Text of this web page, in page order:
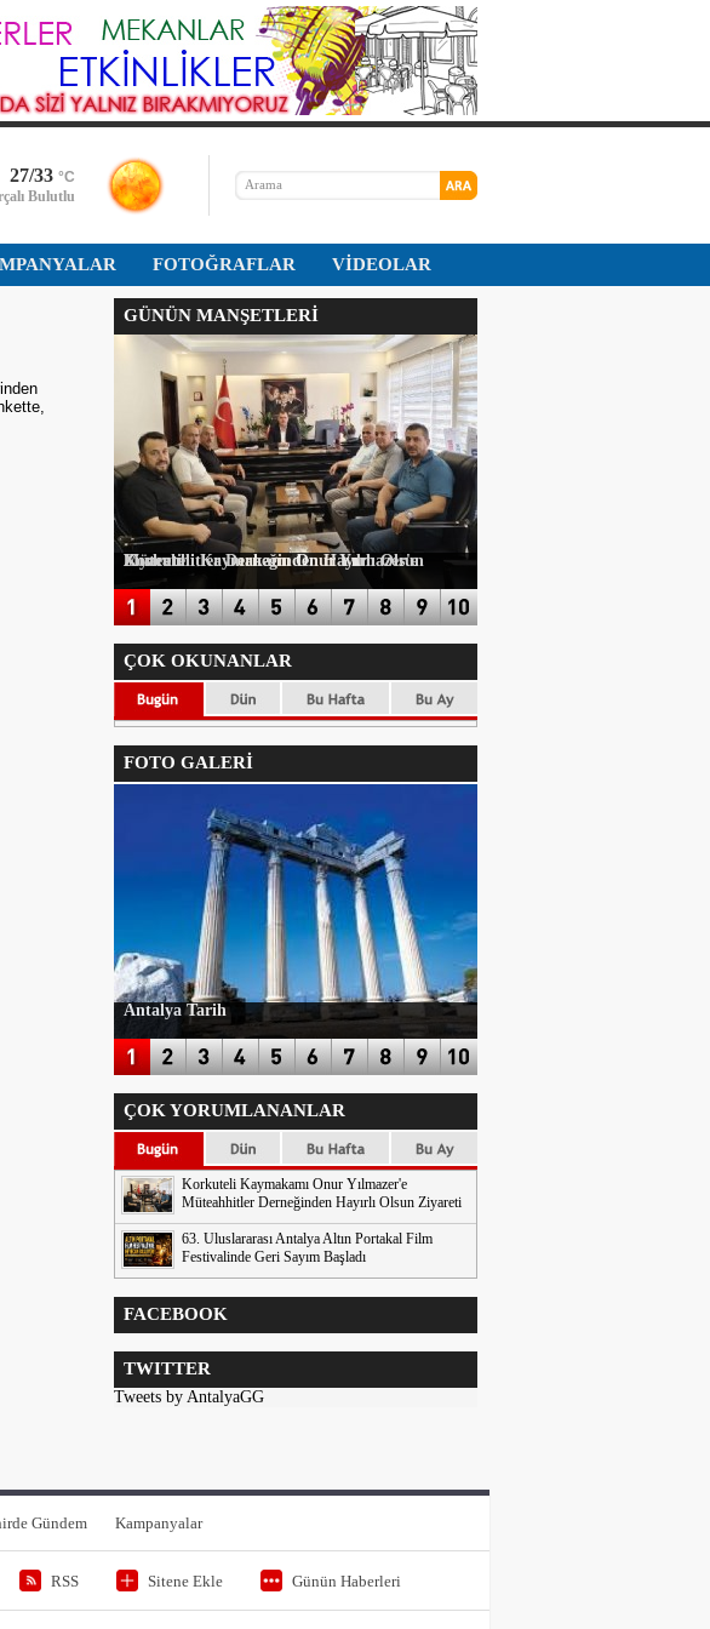
27/33 °C
Bulutlu
FOTOĞRAFLAR VİDEOLAR
GÜNÜN MANŞETLERİ
Korkuteli Kaymakamı Onur Yılmazer'e Müteahhitler Derneğinden Hayırlı Olsun Ziyareti
ÇOK OKUNANLAR
FOTO GALERİ
Antalya Tarih
ÇOK YORUMLANANLAR
Korkuteli Kaymakamı Onur Yılmazer'e
Müteahhitler Derneğinden Hayırlı Olsun Ziyareti
63. Uluslararası Antalya Altın Portakal Film
Festivalinde Geri Sayım Başladı
FACEBOOK
TWITTER
Tweets by AntalyaGG
Gündem Kampanyalar
RSS Sitene Ekle Günün Haberleri